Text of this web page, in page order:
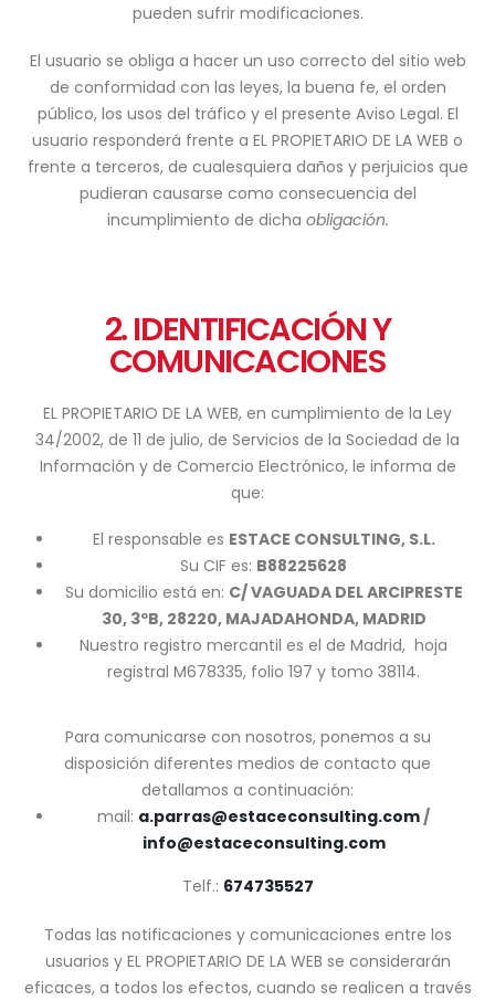
pueden sufrir modificaciones.
El usuario se obliga a hacer un uso correcto del sitio web
de conformidad con las leyes, la buena fe, el orden
público, los usos del tráfico y el presente Aviso Legal. El
usuario responderá frente a EL PROPIETARIO DE LA WEB o
frente a terceros, de cualesquiera daños y perjuicios que
pudieran causarse como consecuencia del
incumplimiento de dicha obligación.
2. IDENTIFICACIÓN Y
COMUNICACIONES
EL PROPIETARIO DE LA WEB, en cumplimiento de la Ley
34/2002, de 11 de julio, de Servicios de la Sociedad de la
Información y de Comercio Electrónico, le informa de
que:
El responsable es ESTACE CONSULTING, S.L.
Su CIF es: B88225628
Su domicilio está en: C/ VAGUADA DEL ARCIPRESTE
30, 3ºB, 28220, MAJADAHONDA, MADRID
Nuestro registro mercantil es el de Madrid, hoja
registral M678335, folio 197 y tomo 38114.
Para comunicarse con nosotros, ponemos a su
disposición diferentes medios de contacto que
detallamos a continuación:
mail: a.parras@estaceconsulting.com /
info@estaceconsulting.com
Telf.: 674735527
Todas las notificaciones y comunicaciones entre los
usuarios y EL PROPIETARIO DE LA WEB se considerarán
eficaces, a todos los efectos, cuando se realicen a través